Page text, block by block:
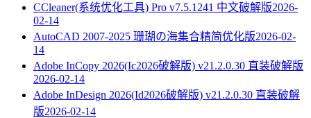
CCleaner(系统优化工具) Pro v7.5.1241 中文破解版2026-
02-14
AutoCAD 2007-2025 珊瑚の海集合精简优化版2026-02-
14
Adobe InCopy 2026(Ic2026破解版) v21.2.0.30 直装破解版
2026-02-14
Adobe InDesign 2026(Id2026破解版) v21.2.0.30 直装破解
版2026-02-14